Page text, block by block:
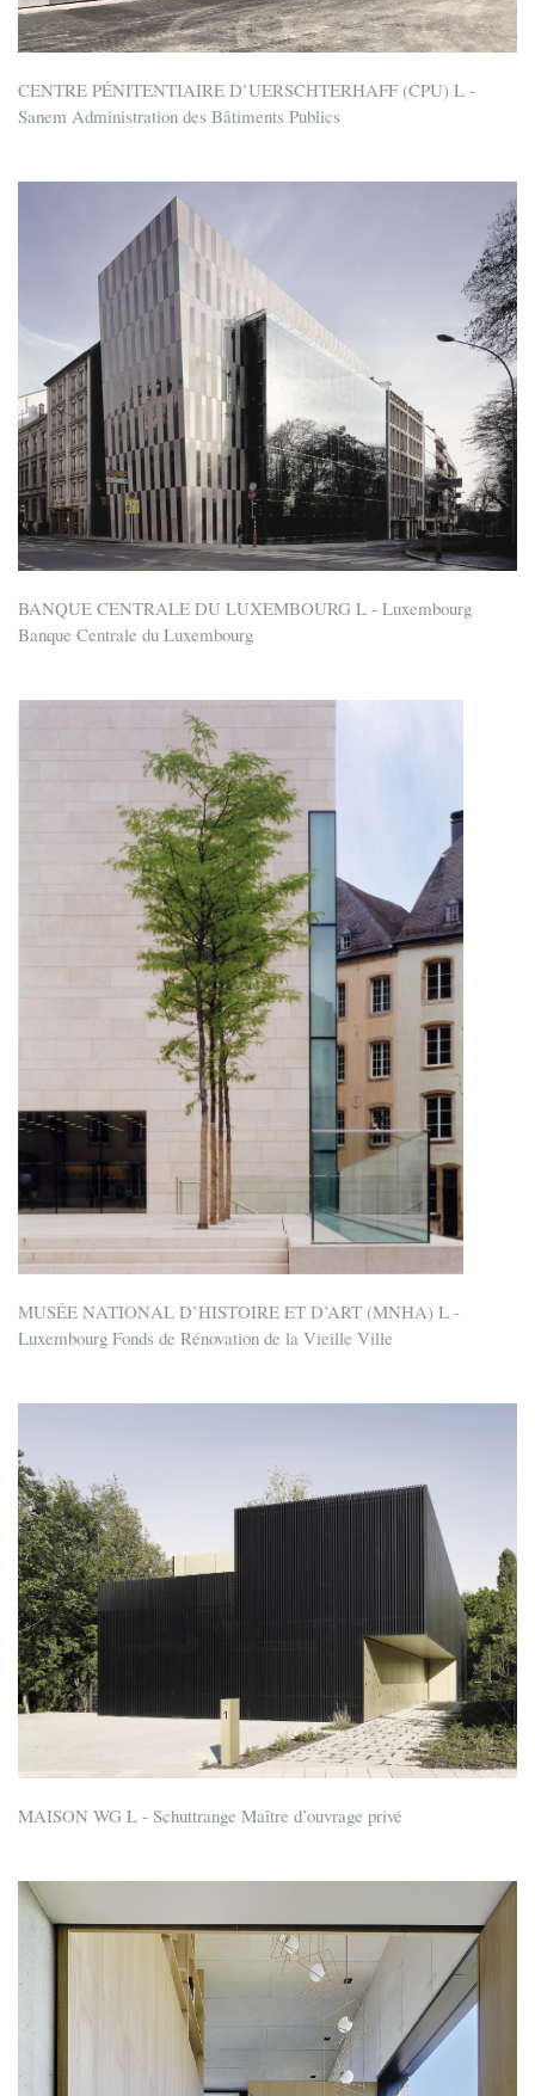
CENTRE PÉNITENTIAIRE D’UERSCHTERHAFF (CPU) L -
Sanem Administration des Bâtiments Publics
BANQUE CENTRALE DU LUXEMBOURG L - Luxembourg
Banque Centrale du Luxembourg
MUSÉE NATIONAL D’HISTOIRE ET D’ART (MNHA) L -
Luxembourg Fonds de Rénovation de la Vieille Ville
MAISON WG L - Schuttrange Maître d’ouvrage privé